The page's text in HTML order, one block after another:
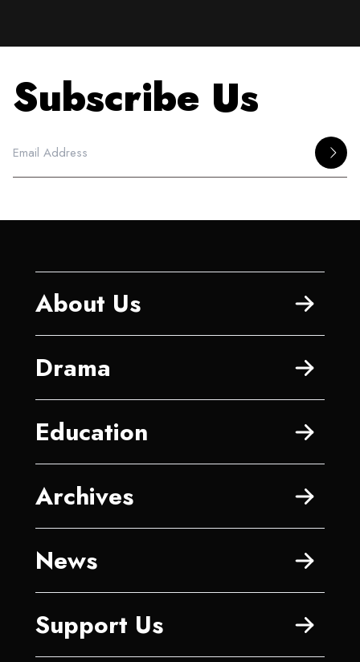
Subscribe Us
About Us
Drama
Education
Archives
News
Support Us